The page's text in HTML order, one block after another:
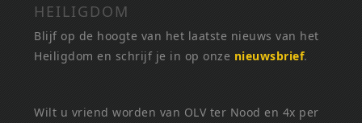
HEILIGDOM
Blijf op de hoogte van het laatste nieuws van het
Heiligdom en schrijf je in op onze nieuwsbrief.
Wilt u vriend worden van OLV ter Nood en 4x per